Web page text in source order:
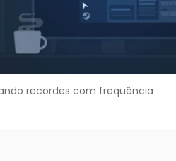
recordes com frequência